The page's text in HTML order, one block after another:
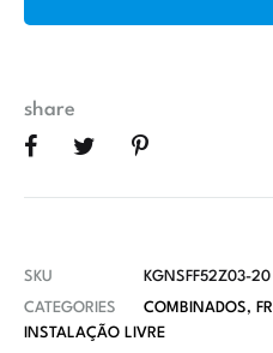
share
SKU
KGNSFF52Z03-20
CATEGORIES
COMBINADOS,
INSTALAÇÃO LIVRE